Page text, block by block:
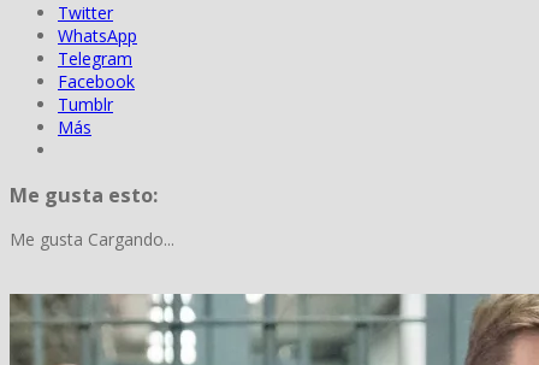
Twitter
WhatsApp
Telegram
Facebook
Tumblr
Más
Me gusta esto:
Me gusta Cargando...